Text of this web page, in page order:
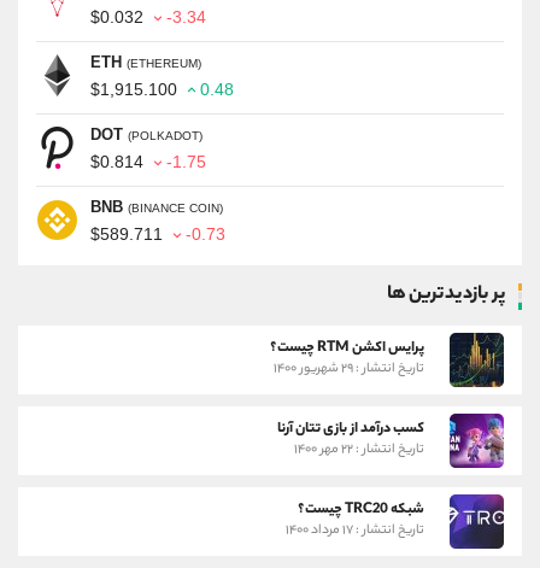
$0.032 -3.34
ETH (ETHEREUM)
$1,915.100 0.48
DOT (POLKADOT)
$0.814 -1.75
BNB (BINANCE COIN)
$589.711 -0.73
پر بازدیدترین ها
پرایس اکشن RTM چیست؟
تاریخ انتشار : ۲۹ شهریور ۱۴۰۰
کسب درآمد از بازی تتان آرنا
تاریخ انتشار : ۲۲ مهر ۱۴۰۰
شبکه TRC20 چیست؟
تاریخ انتشار : ۱۷ مرداد ۱۴۰۰